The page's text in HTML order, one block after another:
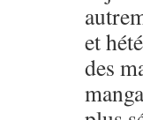
et
des